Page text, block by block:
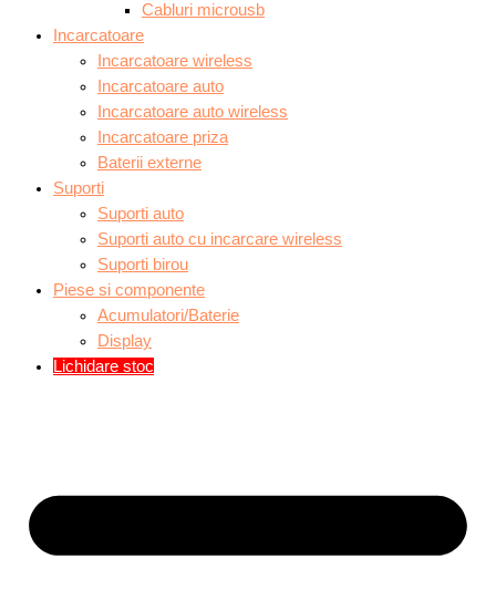
Cabluri microusb
Incarcatoare
Incarcatoare wireless
Incarcatoare auto
Incarcatoare auto wireless
Incarcatoare priza
Baterii externe
Suporti
Suporti auto
Suporti auto cu incarcare wireless
Suporti birou
Piese si componente
Acumulatori/Baterie
Display
Lichidare stoc